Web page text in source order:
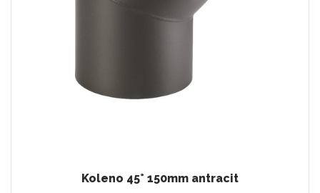
Koleno 45° 150mm antracit